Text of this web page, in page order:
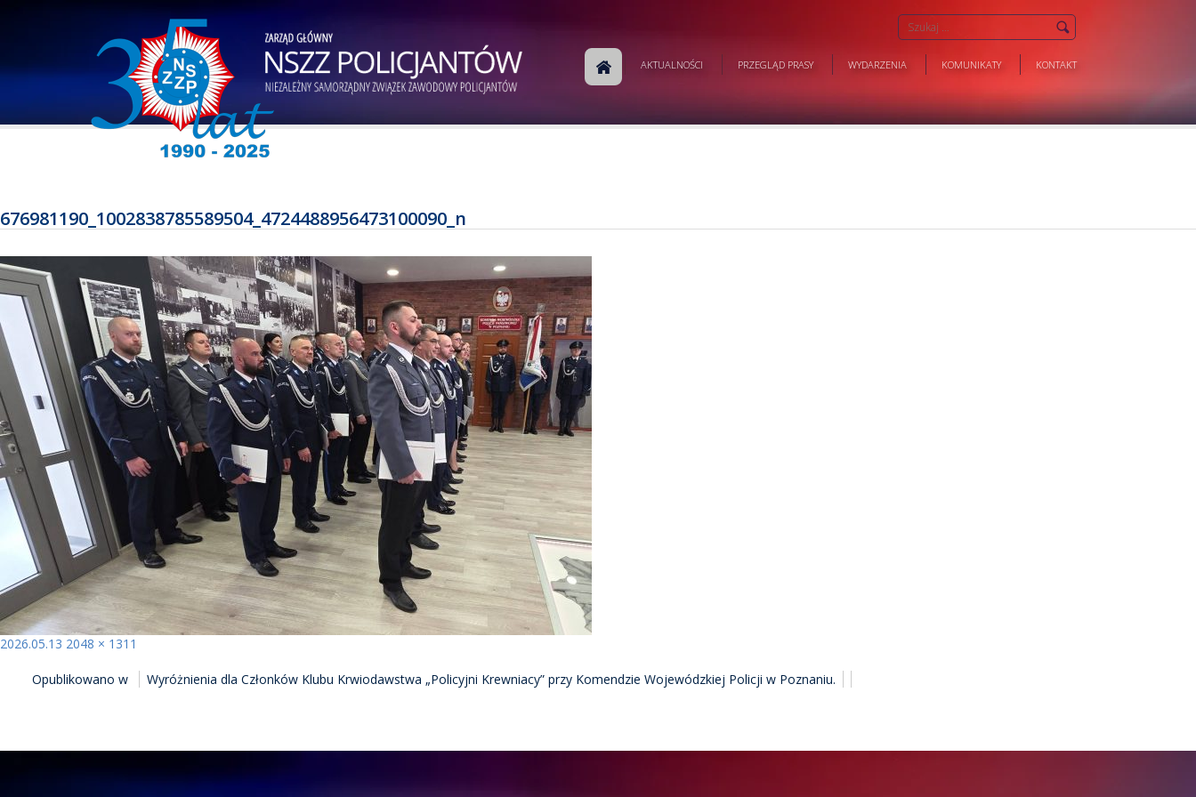
AKTUALNOŚCI PRZEGLĄD PRASY WYDARZENIA KOMUNIKATY KONTAKT
676981190_1002838785589504_4724488956473100090_n
Opublikowano
2026.05.13 Pełny
2048 × 1311
WPISUOpublikowano w Wyróżnienia dla Członków Klubu Krwiodawstwa „Policyjni Krewniacy” przy Komendzie Wojewódzkiej Policji w Poznaniu.